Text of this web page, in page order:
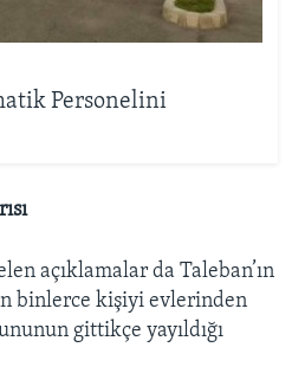
Personelini
açıklamalar da Taleban’ın
binlerce kişiyi evlerinden
gittikçe yayıldığı